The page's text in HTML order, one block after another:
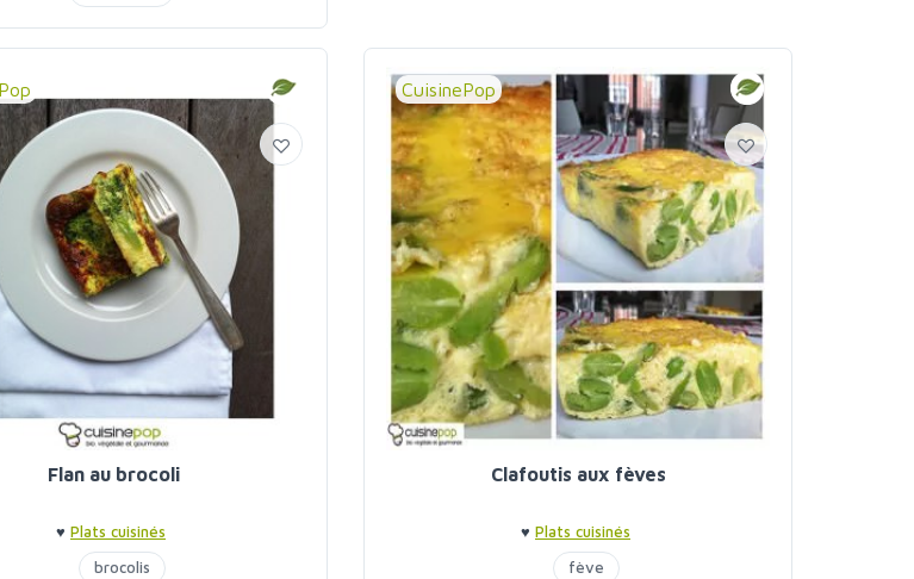
Flan au brocoli
♥ Plats cuisinés
brocolis
CuisinePop
Clafoutis aux fèves
♥ Plats cuisinés
fève